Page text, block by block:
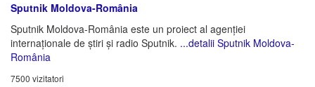
Sputnik Moldova-România
Sputnik Moldova-România este un proiect al agenției
internaționale de știri și radio Sputnik. ...detalii Sputnik Moldova-
România
7500 vizitatori